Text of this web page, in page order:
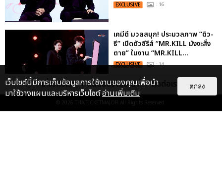
EXCLUSIVE : 16
เคมีดี มวลสนุก! ประมวลภาพ “ดิว-
ธี” เปิดตัวซีรีส์ “MR.KILL มังงะสั่ง
ตาย” ในงาน “MR.KILL...
EXCLUSIVE : 14
ประมวลภาพค่ำคืนแห่งความทรงจำ
ของ ITZY และมิดจีไทย ในวันที่
เกี่ยวกับเรา ติดต่อลงโฆษณา ติดต่อเรา
© 2026 THAITICKETMAJOR All Rights Reserved.
เว็บไซต์นี้มีการเก็บข้อมูลการใช้งานของคุณเพื่อนำ
มาใช้วางแผนและบริหารเว็บไซต์อ่านเพิ่มเติม
ตกลง